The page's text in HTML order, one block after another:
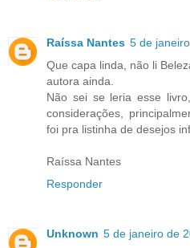
Raíssa Nantes 5 de
Que capa linda, não li
autora ainda.
Não sei se leria esse
considerações,
foi pra listinha de desejos
Raíssa Nantes
Responder
Unknown 5 de janeiro de